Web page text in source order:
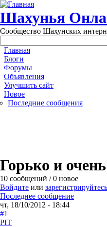
Перейти к основному
Шахунья
Сообщество Шахунских
Main menu
Главная
Блоги
Форумы
Объявления
Улучшить сайт
Новое
Последние сообщения
Горько и
10 сообщений / 0 новое
Войдите или зарегистрируйтесь
Последнее сообщение
чт, 18/10/2012 - 18:44
#1
PIT